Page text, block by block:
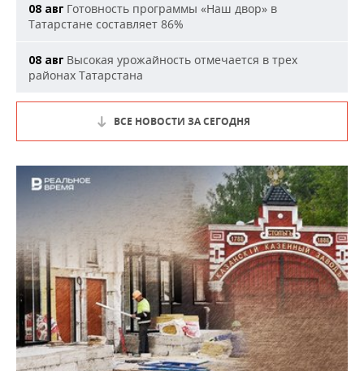
08 авг Готовность программы «Наш двор» в
Татарстане составляет 86%
08 авг Высокая урожайность отмечается в трех
районах Татарстана
ВСЕ НОВОСТИ ЗА СЕГОДНЯ